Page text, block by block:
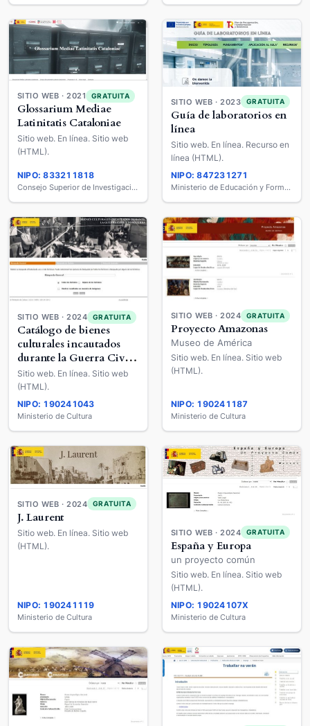
SITIO WEB · 2021 GRATUITA
Glossarium Mediae
Latinitatis Cataloniae
Sitio web. En línea. Sitio web
(HTML).
NIPO: 833211818
Consejo Superior de Investigaciones Científicas
SITIO WEB · 2023 GRATUITA
Guía de laboratorios en
línea
Sitio web. En línea. Recurso en
línea (HTML).
NIPO: 847231271
Ministerio de Educación y Formación Profesional
SITIO WEB · 2024 GRATUITA
Catálogo de bienes
culturales incautados
durante la Guerra Civil
y la posguerra
Sitio web. En línea. Sitio web
(HTML).
NIPO: 190241043
Ministerio de Cultura
SITIO WEB · 2024 GRATUITA
Proyecto Amazonas
Museo de América
Sitio web. En línea. Sitio web
(HTML).
NIPO: 190241187
Ministerio de Cultura
SITIO WEB · 2024 GRATUITA
J. Laurent
Sitio web. En línea. Sitio web
(HTML).
NIPO: 190241119
Ministerio de Cultura
SITIO WEB · 2024 GRATUITA
España y Europa
un proyecto común
Sitio web. En línea. Sitio web
(HTML).
NIPO: 19024107X
Ministerio de Cultura